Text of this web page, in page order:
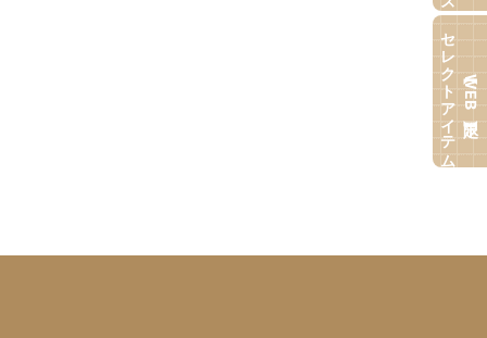
【WEB限定】
セレクトアイテム